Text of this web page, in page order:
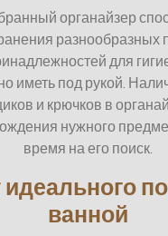
органайзер
разнообразных
для
иметь под рукой.
и крючков в
нужного
время на его поиск.
идеального
ванной